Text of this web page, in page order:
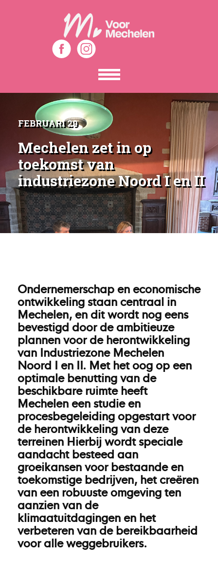
Toon
het
menu
FEBRUARI 29
Mechelen zet in op
toekomst van
industriezone Noord I en II
Ondernemerschap en economische
ontwikkeling staan centraal in
Mechelen, en dit wordt nog eens
bevestigd door de ambitieuze
plannen voor de herontwikkeling
van Industriezone Mechelen
Noord I en II. Met het oog op een
optimale benutting van de
beschikbare ruimte heeft
Mechelen een studie en
procesbegeleiding opgestart voor
de herontwikkeling van deze
terreinen Hierbij wordt speciale
aandacht besteed aan
groeikansen voor bestaande en
toekomstige bedrijven, het creëren
van een robuuste omgeving ten
aanzien van de
klimaatuitdagingen en het
verbeteren van de bereikbaarheid
voor alle weggebruikers.